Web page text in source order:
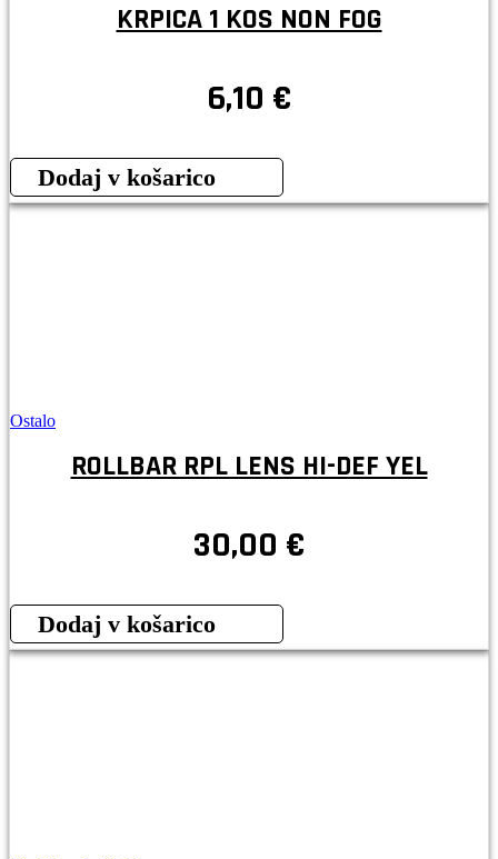
KRPICA 1 KOS NON FOG
6,10 €
Dodaj v košarico
Ostalo
ROLLBAR RPL LENS HI-DEF YEL
30,00 €
Dodaj v košarico